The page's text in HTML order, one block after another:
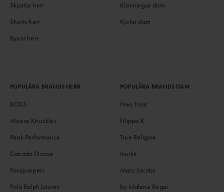
Skjortor herr
Shorts herr
Byxor herr
Klänningar dam
Kjolar dam
POPULÄRA BRANDS HERR
BOSS
Moose Knuckles
Peak Performance
Canada Goose
Parajumpers
Polo Ralph Lauren
POPULÄRA BRANDS DAM
Neo Noir
Filippa K
True Religion
Inuikii
Marc Jacobs
by Malene Birger